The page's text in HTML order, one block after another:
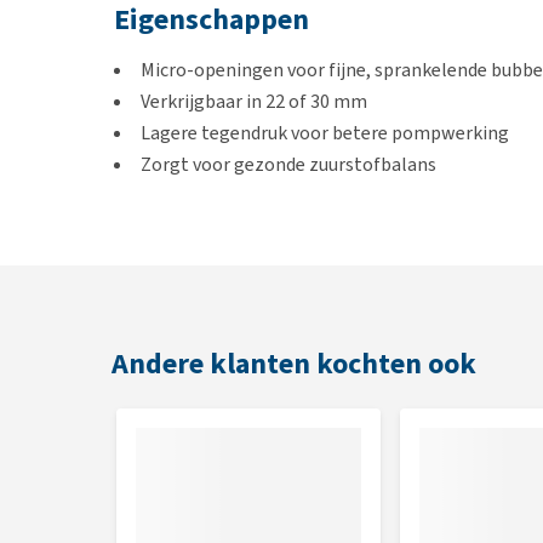
Eigenschappen
Micro-openingen voor fijne, sprankelende
Verkrijgbaar in 22 of 30 mm
Lagere tegendruk voor betere pompwerking
Zorgt voor gezonde zuurstofbalans
M: 30 mm
Andere klanten kochten ook